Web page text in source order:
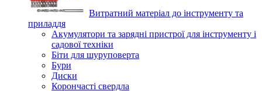
Витратний матеріал до інструменту та
приладдя
Акумулятори та зарядні пристрої для інструменту і
садової техніки
Біти для шуруповерта
Бури
Диски
Корончасті свердла